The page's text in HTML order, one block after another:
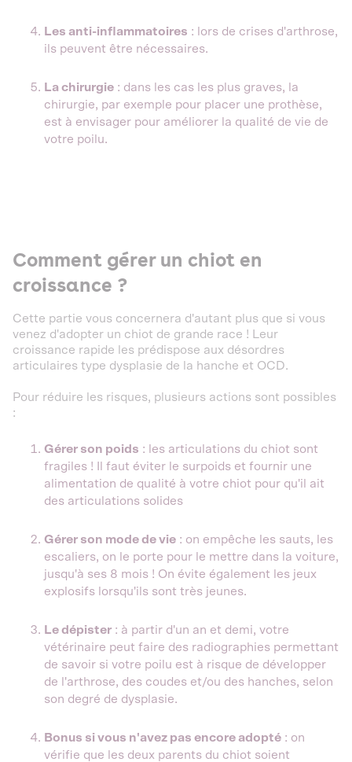
Les anti-inflammatoires : lors de crises d'arthrose,
ils peuvent être nécessaires.
La chirurgie : dans les cas les plus graves, la
chirurgie, par exemple pour placer une prothèse,
est à envisager pour améliorer la qualité de vie de
votre poilu.
Comment gérer un chiot en
croissance ?
Cette partie vous concernera d'autant plus que si vous
venez d'adopter un chiot de grande race ! Leur
croissance rapide les prédispose aux désordres
articulaires type dysplasie de la hanche et OCD.
Pour réduire les risques, plusieurs actions sont possibles
:
Gérer son poids : les articulations du chiot sont
fragiles ! Il faut éviter le surpoids et fournir une
alimentation de qualité à votre chiot pour qu'il ait
des articulations solides
Gérer son mode de vie : on empêche les sauts, les
escaliers, on le porte pour le mettre dans la voiture,
jusqu'à ses 8 mois ! On évite également les jeux
explosifs lorsqu'ils sont très jeunes.
Le dépister : à partir d'un an et demi, votre
vétérinaire peut faire des radiographies permettant
de savoir si votre poilu est à risque de développer
de l'arthrose, des coudes et/ou des hanches, selon
son degré de dysplasie.
Bonus si vous n'avez pas encore adopté : on
vérifie que les deux parents du chiot soient